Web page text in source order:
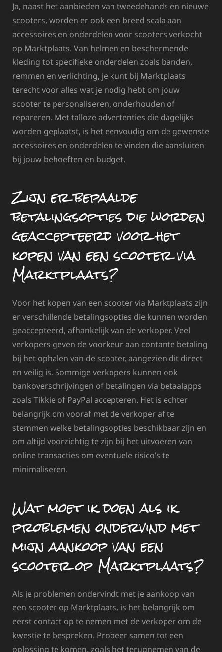
Ja, naast het aanbieden van tweedehands en nieuwe
scooters, worden er ook een breed scala aan
accessoires en onderdelen voor scooters verkocht
op Marktplaats. Van helmen en beschermende
kleding tot specifieke onderdelen zoals banden,
remmen en verlichting, je kunt bij Marktplaats
terecht voor alles wat je nodig hebt om jouw
scooter te personaliseren, onderhouden of
repareren. Met talloze advertenties die dagelijks
worden geplaatst, is het eenvoudig om de gewenste
accessoires en onderdelen te vinden die aansluiten
bij jouw behoeften en budget.
Zijn er bepaalde
betalingsopties die worden
geaccepteerd voor het
kopen van een scooter via
Marktplaats?
Voor het kopen van een scooter via Marktplaats zijn
er verschillende betalingsopties die kunnen worden
geaccepteerd, afhankelijk van de verkoper. Veel
verkopers geven de voorkeur aan contante betaling
bij het ophalen van de scooter, aangezien dit direct
en veilig is. Sommige verkopers kunnen ook
bankoverschrijvingen of betalingen via betaalapps
zoals Tikkie of PayPal accepteren. Het is echter
belangrijk om vooraf met de verkoper af te
stemmen welke betalingsopties beschikbaar zijn en
om altijd voorzichtig te zijn bij het uitvoeren van
online transacties om eventuele risico’s te
minimaliseren.
Wat moet ik doen als ik
problemen ondervind met
mijn aankoop van een
scooter op Marktplaats?
Als je problemen ondervindt met je aankoop van
een scooter op Marktplaats, is het belangrijk om
eerst contact op te nemen met de verkoper om de
kwestie te bespreken. Probeer samen tot een
oplossing te komen, zoals het terugnemen van de